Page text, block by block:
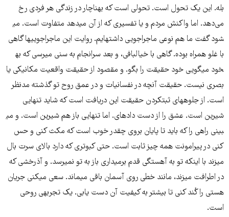
بله. این یک تحول است. تحولی است که به​ناچار در زندگی هر فردی رخ
می‌دهد. اما واکنش مردم و یا تفسیری که از آن می​دهد متفاوت است. می​
شود گفت ما هم نوعی ماجراجویی داشته​ایم. روایت این ماجراجویی​ها گاهی
با غلو همراه بوده. گاهی با خیالبافی، و بعد سرانجام به سنی می​رسی که به​
خود می​گویی خود حقیقت را بگو. و مقصود از حقیقت واقعیت مکانیکی یا
بصری نیست. حقیقت آنچه در نفسانیات و در عمق روح تو گذشته مدنظر
است. از جلوه​های ثبت​کردن حقیقت این دریافت است که شاید تنهایی
شیرین است. عشق را از دست داده​ای. اما تنهایی باز هم شیرین است. و می​
بینی راهی را که باید تا پایان بروی چقدر خوب است که مکث کنی و حس
کنی در پیرامونت همه چیز ثابت است. حتی کبوتری که دارد بالای سرت بال
می​زند با اینکه تو به آهستگی قدم برمی​داری باز به تو نمی​رسد. و آذرخشی که
در اطرافت می​زند، مانند خطی روی آسمان باقی می​ماند. سعی می​کنی جریان
هستی را کُند کنی تا بیشتر به کیفیت آن دست یابی. یک تجربه​ی روحی
است.